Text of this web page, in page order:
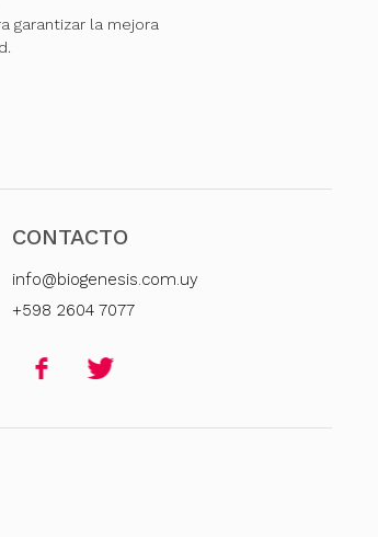
garantizar la mejora
CONTACTO
info@biogenesis.com.uy
+598 2604 7077